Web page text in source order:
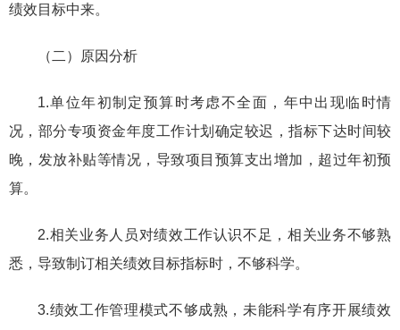
绩效目标中来。
（二）原因分析
1.单位年初制定预算时考虑不全面，年中出现临时情
况，部分专项资金年度工作计划确定较迟，指标下达时间较
晚，发放补贴等情况，导致项目预算支出增加，超过年初预
算。
2.相关业务人员对绩效工作认识不足，相关业务不够熟
悉，导致制订相关绩效目标指标时，不够科学。
3.绩效工作管理模式不够成熟，未能科学有序开展绩效